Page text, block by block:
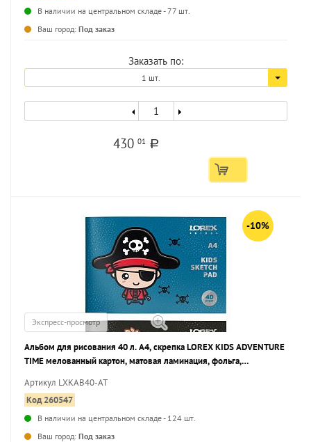
В наличии на центральном складе - 77 шт.
Ваш город: Под заказ
Заказать по:
1 шт.
43001 a
-10%
Экспресс-просмотр
Альбом для рисования 40 л. А4, скрепка LOREX KIDS ADVENTURE
TIME мелованный картон, матовая ламинация, фольга,
Артикул LXKAB40-AT
Код 260547
В наличии на центральном складе - 124 шт.
Ваш город: Под заказ